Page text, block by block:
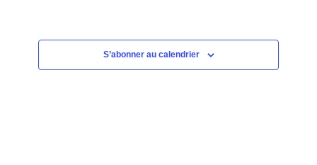
S’abonner au calendrier